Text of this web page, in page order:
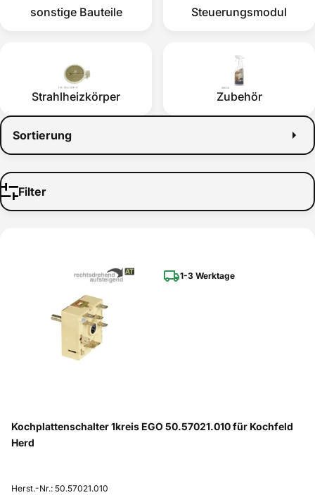
Sortierung
Filter
sonstige Bauteile Steuerungsmodul
Strahlheizkörper Zubehör
1-3 Werktage
Kochplattenschalter 1kreis EGO 50.57021.010 für Kochfeld
Herd
Herst.-Nr.: 50.57021.010